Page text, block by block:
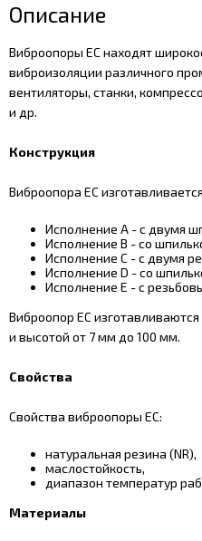
Описание
Виброопоры EC находят
виброизоляции различного
вентиляторы, станки,
и др.
Конструкция
Виброопора EC
Исполнение A - с двумя
Исполнение B - со
Исполнение С - с двумя
Исполнение D - со
Исполнение E - с
Виброопор EC
и высотой от 7 мм до 100 мм.
Свойства
Свойства виброопоры EC:
натуральная резина (NR),
маслостойкость,
диапазон температур
Материалы